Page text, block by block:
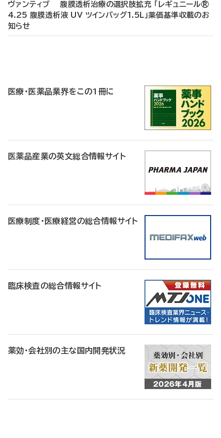
ヴァンティブ 腹膜透析治療の選択肢拡充 「レギュニール®
4.25 腹膜透析液 UV ツインバッグ1.5L」薬価基準収載のお
知らせ
医療・医薬品業界をこの1冊に
医薬品産業の英文総合情報サイト
医療制度・医療経営の総合情報サイト
臨床検査の総合情報サイト
薬効・会社別の主な国内開発状況